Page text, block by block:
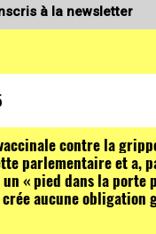
à la newsletter
contre la
parlementaire et a,
« pied dans la porte
aucune obligation